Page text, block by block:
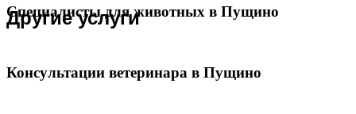
Другие услуги
Специалисты для животных в Пущино
Консультации ветеринара в Пущино